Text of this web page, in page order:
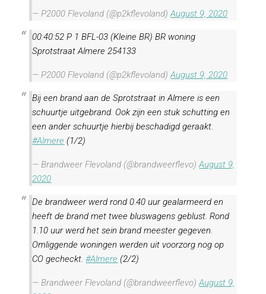
— P2000 Flevoland (@p2kflevoland)August 9, 2020
00:40:52 P 1 BFL-03 (Kleine BR) BR woning
Sprotstraat Almere 254133
— P2000 Flevoland (@p2kflevoland)August 9, 2020
Bij een brand aan de Sprotstraat in Almere is een
schuurtje uitgebrand. Ook zijn een stuk schutting en
een ander schuurtje hierbij beschadigd geraakt.
#Almere (1/2)
— Brandweer Flevoland (@brandweerflevo)August 9,
2020
De brandweer werd rond 0.40 uur gealarmeerd en
heeft de brand met twee bluswagens geblust. Rond
1.10 uur werd het sein brand meester gegeven.
Omliggende woningen werden uit voorzorg nog op
CO gecheckt.#Almere (2/2)
— Brandweer Flevoland (@brandweerflevo)August 9,